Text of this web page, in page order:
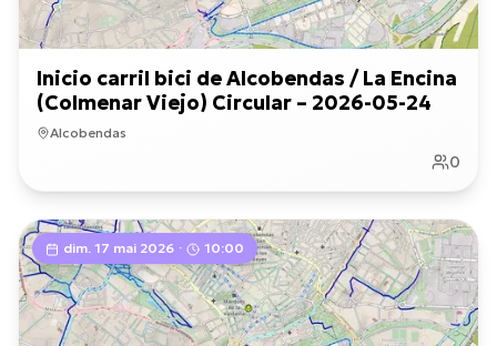
Inicio carril bici de Alcobendas / La Encina
(Colmenar Viejo) Circular – 2026-05-24
Alcobendas
0
dim. 17 mai 2026 · 10:00